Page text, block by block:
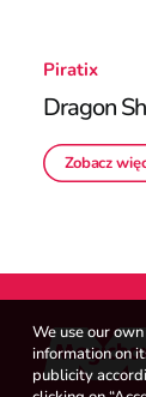
Piratix
Dragon
Zobacz
We use our
information on
publicity